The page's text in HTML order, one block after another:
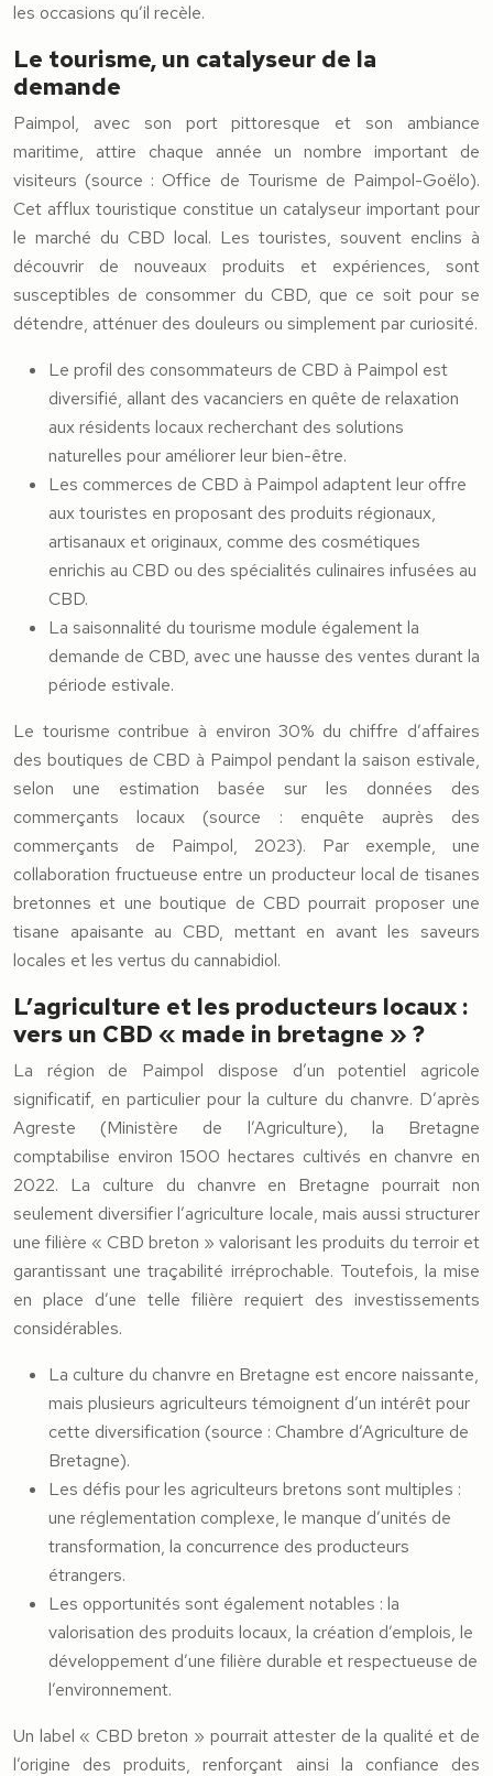
les occasions qu’il recèle.
Le tourisme, un catalyseur de la
demande
Paimpol, avec son port pittoresque et son ambiance
maritime, attire chaque année un nombre important de
visiteurs (source : Office de Tourisme de Paimpol-Goëlo).
Cet afflux touristique constitue un catalyseur important pour
le marché du CBD local. Les touristes, souvent enclins à
découvrir de nouveaux produits et expériences, sont
susceptibles de consommer du CBD, que ce soit pour se
détendre, atténuer des douleurs ou simplement par curiosité.
Le profil des consommateurs de CBD à Paimpol est
diversifié, allant des vacanciers en quête de relaxation
aux résidents locaux recherchant des solutions
naturelles pour améliorer leur bien-être.
Les commerces de CBD à Paimpol adaptent leur offre
aux touristes en proposant des produits régionaux,
artisanaux et originaux, comme des cosmétiques
enrichis au CBD ou des spécialités culinaires infusées au
CBD.
La saisonnalité du tourisme module également la
demande de CBD, avec une hausse des ventes durant la
période estivale.
Le tourisme contribue à environ 30% du chiffre d’affaires
des boutiques de CBD à Paimpol pendant la saison estivale,
selon une estimation basée sur les données des
commerçants locaux (source : enquête auprès des
commerçants de Paimpol, 2023). Par exemple, une
collaboration fructueuse entre un producteur local de tisanes
bretonnes et une boutique de CBD pourrait proposer une
tisane apaisante au CBD, mettant en avant les saveurs
locales et les vertus du cannabidiol.
L’agriculture et les producteurs locaux :
vers un CBD « made in bretagne » ?
La région de Paimpol dispose d’un potentiel agricole
significatif, en particulier pour la culture du chanvre. D’après
Agreste (Ministère de l’Agriculture), la Bretagne
comptabilise environ 1500 hectares cultivés en chanvre en
2022. La culture du chanvre en Bretagne pourrait non
seulement diversifier l’agriculture locale, mais aussi structurer
une filière « CBD breton » valorisant les produits du terroir et
garantissant une traçabilité irréprochable. Toutefois, la mise
en place d’une telle filière requiert des investissements
considérables.
La culture du chanvre en Bretagne est encore naissante,
mais plusieurs agriculteurs témoignent d’un intérêt pour
cette diversification (source : Chambre d’Agriculture de
Bretagne).
Les défis pour les agriculteurs bretons sont multiples :
une réglementation complexe, le manque d’unités de
transformation, la concurrence des producteurs
étrangers.
Les opportunités sont également notables : la
valorisation des produits locaux, la création d’emplois, le
développement d’une filière durable et respectueuse de
l’environnement.
Un label « CBD breton » pourrait attester de la qualité et de
l’origine des produits, renforçant ainsi la confiance des